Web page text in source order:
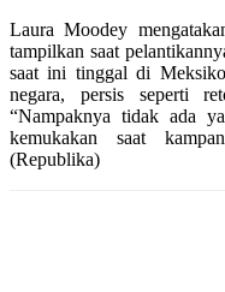
Laura Moodey
tampilkan saat
saat ini tinggal di
negara, persis seperti
“Nampaknya tidak ada
kemukakan saat
(Republika)